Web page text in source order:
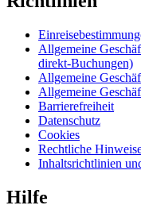
Allgemeine
direkt-Buchungen)
Allgemeine
Allgemeine
Barrierefreiheit
Datenschutz
Cookies
Rechtliche
Inhaltsrichtlinien
Hilfe